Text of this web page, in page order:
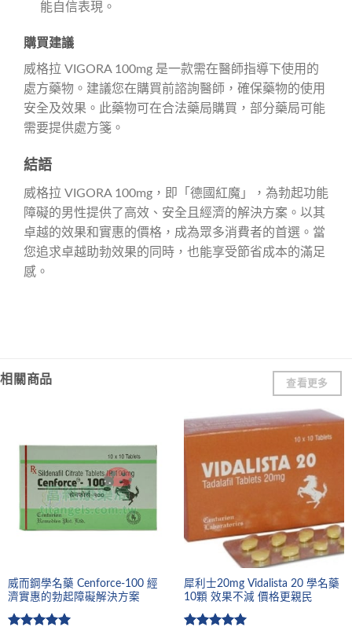
能自信表現。
購買建議
威格拉 VIGORA 100mg 是一款需在醫師指導下使用的
處方藥物。建議您在購買前諮詢醫師，確保藥物的使用
安全及效果。此藥物可在合法藥局購買，部分藥局可能
需要提供處方箋。
結語
威格拉 VIGORA 100mg，即「德國紅魔」，為勃起功能
障礙的男性提供了高效、安全且經濟的解決方案。以其
卓越的效果和實惠的價格，成為眾多消費者的首選。當
您追求卓越助勃效果的同時，也能享受節省成本的滿足
感。
相關商品 查看更多
威而鋼學名藥 Cenforce-100 經
濟實惠的勃起障礙解決方案
犀利士20mg Vidalista 20 學名藥
10顆 效果不減 價格更親民